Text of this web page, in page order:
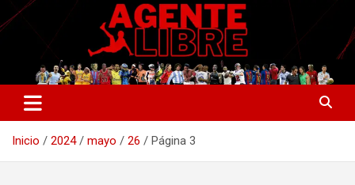
Saltar
al
Agente Libre Digital
La nueva generación del periodismo deportivo.
Inicio 2024 mayo 26 Página 3